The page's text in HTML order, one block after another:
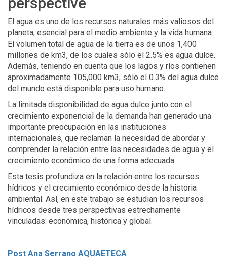
El agua es uno de los recursos naturales más valiosos del
planeta, esencial para el medio ambiente y la vida humana.
El volumen total de agua de la tierra es de unos 1,400
millones de km3, de los cuales sólo el 2.5% es agua dulce.
Además, teniendo en cuenta que los lagos y ríos contienen
aproximadamente 105,000 km3, sólo el 0.3% del agua dulce
del mundo está disponible para uso humano.
La limitada disponibilidad de agua dulce junto con el
crecimiento exponencial de la demanda han generado una
importante preocupación en las instituciones
internacionales, que reclaman la necesidad de abordar y
comprender la relación entre las necesidades de agua y el
crecimiento económico de una forma adecuada.
Esta tesis profundiza en la relación entre los recursos
hídricos y el crecimiento económico desde la historia
ambiental. Así, en este trabajo se estudian los recursos
hídricos desde tres perspectivas estrechamente
vinculadas: económica, histórica y global.
Post Ana Serrano AQUAETECA